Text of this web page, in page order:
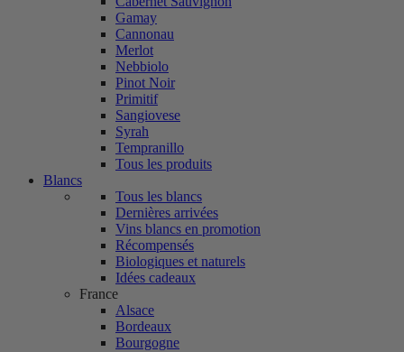
Gamay
Cannonau
Merlot
Nebbiolo
Pinot Noir
Primitif
Sangiovese
Syrah
Tempranillo
Tous les produits
Blancs
Tous les blancs
Dernières arrivées
Vins blancs en promotion
Récompensés
Biologiques et naturels
Idées cadeaux
France
Alsace
Bordeaux
Bourgogne